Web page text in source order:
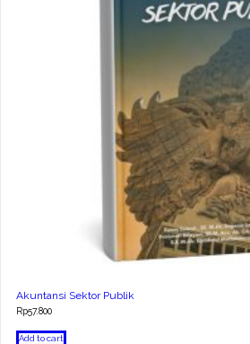
Akuntansi Sektor Publik
Rp57.800
Add to cart